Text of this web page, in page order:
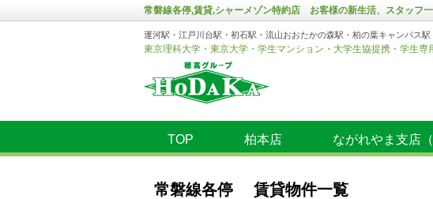
常磐線各停,賃貸,シャーメゾン特約店 お客様の新生活、スタッフ一
運河駅・江戸川台駅・初石駅・流山おおたかの森駅・柏の葉キャンパス
東京理科大学・東京大学・学生マンション・大学生協提携・学生
TOP 柏本店 ながれやま支店
常磐線各停 賃貸物件一覧